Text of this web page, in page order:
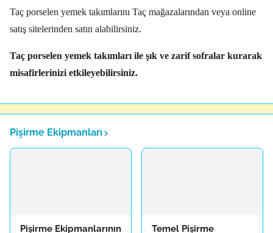
Taç porselen yemek takımlarını Taç mağazalarından veya online
satış sitelerinden satın alabilirsiniz.
Taç porselen yemek takımları ile şık ve zarif sofralar kurarak
misafirlerinizi etkileyebilirsiniz.
Pişirme Ekipmanları
Pişirme Ekipmanlarının Temel Pişirme